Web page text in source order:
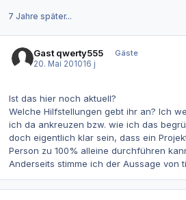
7 Jahre später...
Gast qwerty555
Gäste
20. Mai 201016 j
Ist das hier noch aktuell?
Welche Hilfstellungen gebt ihr an? Ich
ich da ankreuzen bzw. wie ich das
doch eigentlich klar sein, dass ein
Person zu 100% alleine durchführen
Anderseits stimme ich der Aussage von